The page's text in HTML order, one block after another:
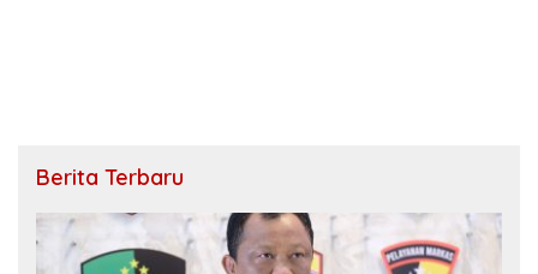
Berita Terbaru